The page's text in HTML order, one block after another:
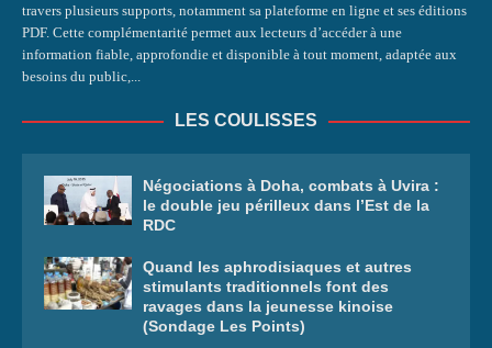
travers plusieurs supports, notamment sa plateforme en ligne et ses éditions
PDF. Cette complémentarité permet aux lecteurs d’accéder à une
information fiable, approfondie et disponible à tout moment, adaptée aux
besoins du public,...
LES COULISSES
Négociations à Doha, combats à Uvira :
le double jeu périlleux dans l’Est de la
RDC
Quand les aphrodisiaques et autres
stimulants traditionnels font des
ravages dans la jeunesse kinoise
(Sondage Les Points)